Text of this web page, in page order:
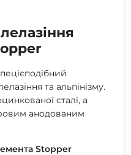
та альпінізму.
сталі, а
анодованим
Stopper